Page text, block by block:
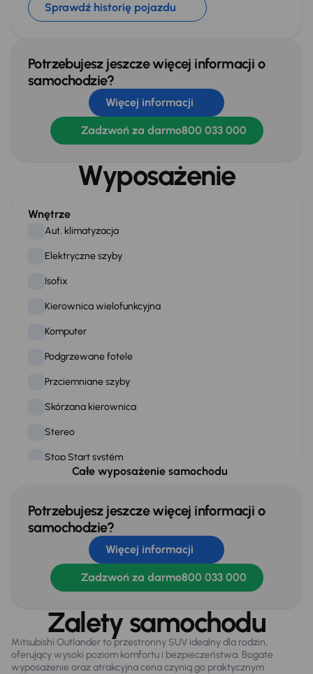
Sprawdź historię pojazdu
Potrzebujesz jeszcze więcej informacji o
samochodzie?
Więcej informacji
Zadzwoń za darmo800 033 000
Wyposażenie
Wnętrze
Aut. klimatyzacja
Elektryczne szyby
Isofix
Kierownica wielofunkcyjna
Komputer
Podgrzewane fotele
Przciemniane szyby
Skórzana kierownica
Stereo
Stop Start systém
WSP. KIEROWNICY
Zamek centralny
Na zewnątrz
Dzienne swiatla LED
Elektr. składane lusterka
Całe wyposażenie samochodu
Potrzebujesz jeszcze więcej informacji o
samochodzie?
Więcej informacji
Zadzwoń za darmo800 033 000
Zalety samochodu
Mitsubishi Outlander to przestronny SUV idealny dla rodzin,
oferujący wysoki poziom komfortu i bezpieczeństwa. Bogate
wyposażenie oraz atrakcyjna cena czynią go praktycznym